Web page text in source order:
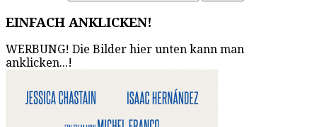
EINFACH ANKLICKEN!
WERBUNG! Die Bilder hier unten kann man
anklicken...!